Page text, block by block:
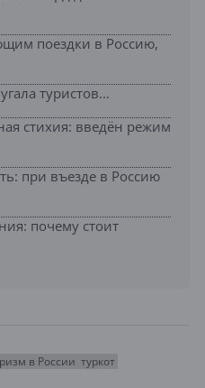
поездки в Россию,
туристов...
стихия: введён режим
при въезде в Россию
почему стоит
в России туркот